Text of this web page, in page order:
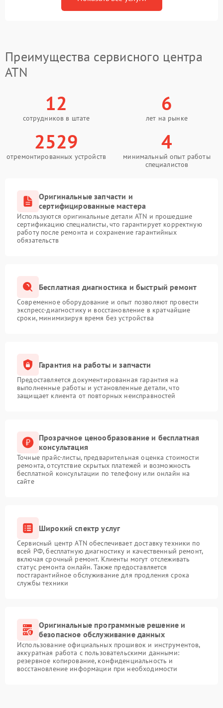
Преимущества сервисного центра
ATN
12
сотрудников в штате
6
лет на рынке
2529
отремонтированных устройств
4
минимальный опыт работы
специалистов
Оригинальные запчасти и
сертифицированные мастера
Используются оригинальные детали ATN и прошедшие
сертификацию специалисты, что гарантирует корректную
работу после ремонта и сохранение гарантийных
обязательств
Бесплатная диагностика и быстрый ремонт
Современное оборудование и опыт позволяют провести
экспресс-диагностику и восстановление в кратчайшие
сроки, минимизируя время без устройства
Гарантия на работы и запчасти
Предоставляется документированная гарантия на
выполненные работы и установленные детали, что
защищает клиента от повторных неисправностей
Прозрачное ценообразование и бесплатная
консультация
Точные прайс-листы, предварительная оценка стоимости
ремонта, отсутствие скрытых платежей и возможность
бесплатной консультации по телефону или онлайн на
сайте
Широкий спектр услуг
Сервисный центр ATN обеспечивает доставку техники по
всей РФ, бесплатную диагностику и качественный ремонт,
включая срочный ремонт. Клиенты могут отслеживать
статус ремонта онлайн. Также предоставляется
постгарантийное обслуживание для продления срока
службы техники
Оригинальные программные решение и
безопасное обслуживание данных
Использование официальных прошивок и инструментов,
аккуратная работа с пользовательскими данными:
резервное копирование, конфиденциальность и
восстановление информации при необходимости